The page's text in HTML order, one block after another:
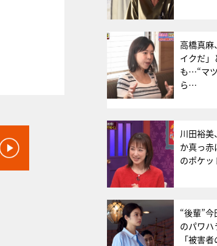
高橋真麻
イクだ」
も…“マ
ら…
川田裕
か真っ
のポケ
“後輩”
のパワハ
「被害